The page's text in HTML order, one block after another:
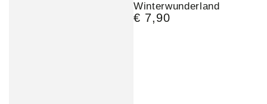
Winterwunderland
Regulärer
€ 7,90